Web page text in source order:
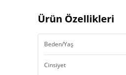
Ürün Özellikleri
Beden/Yaş
Cinsiyet